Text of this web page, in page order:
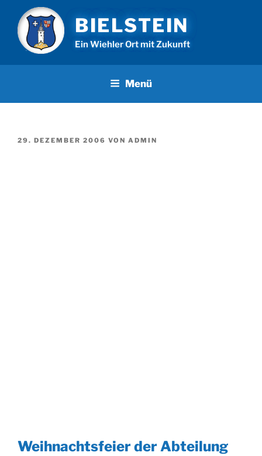
Inhalt
springen
BIELSTEIN
Ein Wiehler Ort mit Zukunft
Menü
VERÖFFENTLICHT
29. DEZEMBER 2006 VON ADMIN
Weihnachtsfeier der Abteilung